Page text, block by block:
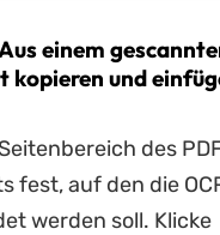
einem
kopieren und
des
fest, auf den die
werden soll. Klicke